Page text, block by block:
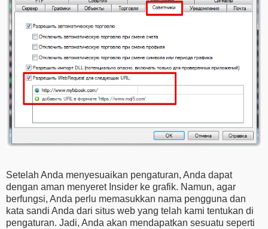
Setelah Anda menyesuaikan pengaturan, Anda dapat
dengan aman menyeret Insider ke grafik. Namun, agar
berfungsi, Anda perlu memasukkan nama pengguna dan
kata sandi Anda dari situs web yang telah kami tentukan di
pengaturan. Jadi, Anda akan mendapatkan sesuatu seperti